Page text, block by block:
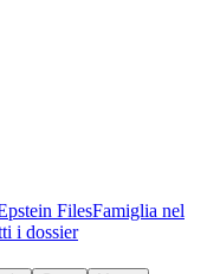
FilesFamiglia nel
i dossier